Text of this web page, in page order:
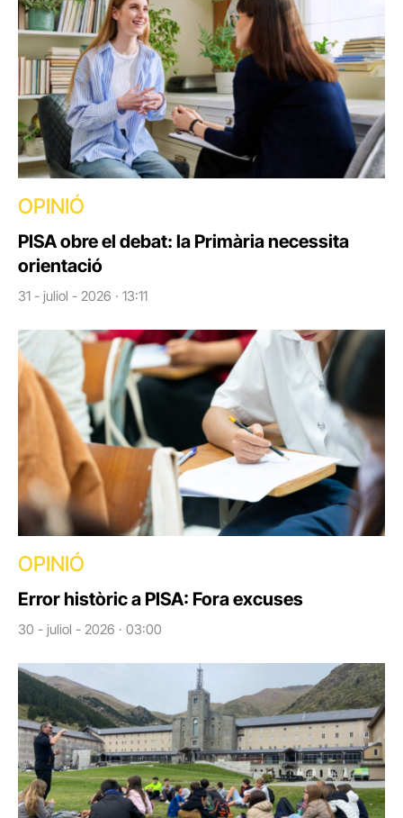
OPINIÓ
PISA obre el debat: la Primària necessita
orientació
31 - juliol - 2026 · 13:11
OPINIÓ
Error històric a PISA: Fora excuses
30 - juliol - 2026 · 03:00